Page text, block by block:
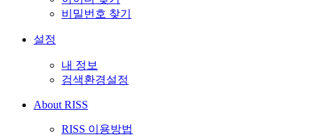
비밀번호 찾기
설정
내 정보
검색환경설정
About RISS
RISS 이용방법